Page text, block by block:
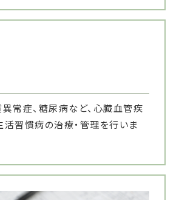
常症、糖尿病など、心臓血管疾
活習慣病の治療・管理を行いま